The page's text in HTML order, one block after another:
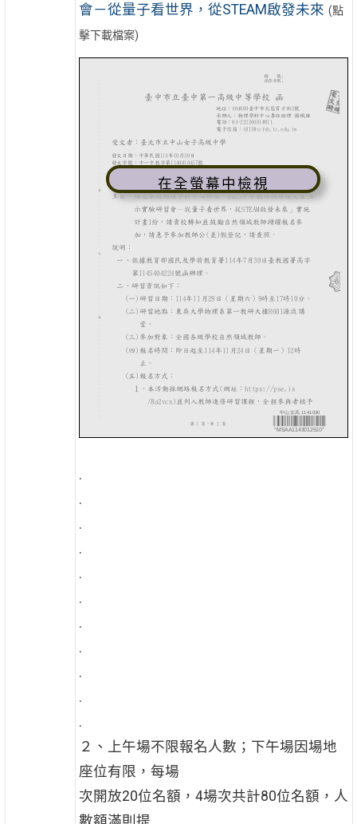
會－從量子看世界，從STEAM啟發未來 (點
擊下載檔案)
在全螢幕中檢視
.
.
.
.
.
.
.
.
.
.
.
２、上午場不限報名人數；下午場因場地
座位有限，每場
次開放20位名額，4場次共計80位名額，人